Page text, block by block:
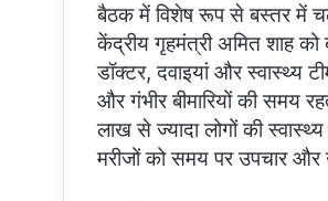
बैठक में विशेष रूप से बस्तर में चल
केंद्रीय गृहमंत्री अमित शाह को
डॉक्टर, दवाइयां और स्वास्थ्य
और गंभीर बीमारियों की समय
लाख से ज्यादा लोगों की
मरीजों को समय पर उपचार और